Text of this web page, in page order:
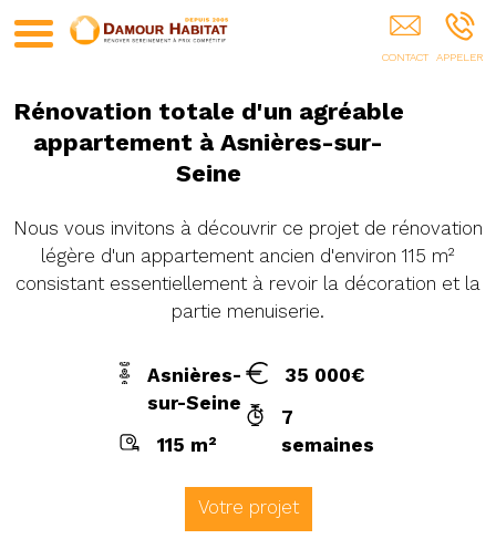
Devis Travaux Transparents (75)
Rénovation totale d'un agréable
appartement à Asnières-sur-
Seine
Nous vous invitons à découvrir ce projet de rénovation
légère d'un appartement ancien d'environ 115 m²
consistant essentiellement à revoir la décoration et la
partie menuiserie.
Asnières-
sur-Seine
115 m²
35 000€
7
semaines
Votre projet